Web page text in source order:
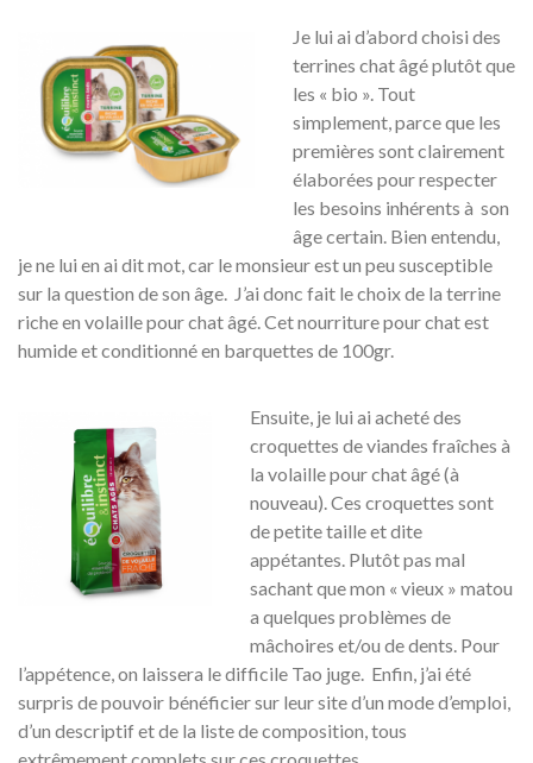
Je lui ai d’abord choisi des
terrines chat âgé plutôt que
les « bio ». Tout
simplement, parce que les
premières sont clairement
élaborées pour respecter
les besoins inhérents à son
âge certain. Bien entendu,
je ne lui en ai dit mot, car le monsieur est un peu susceptible
sur la question de son âge. J’ai donc fait le choix de la terrine
riche en volaille pour chat âgé. Cet nourriture pour chat est
humide et conditionné en barquettes de 100gr.
Ensuite, je lui ai acheté des
croquettes de viandes fraîches à
la volaille pour chat âgé (à
nouveau). Ces croquettes sont
de petite taille et dite
appétantes. Plutôt pas mal
sachant que mon « vieux » matou
a quelques problèmes de
mâchoires et/ou de dents. Pour
l’appétence, on laissera le difficile Tao juge. Enfin, j’ai été
surpris de pouvoir bénéficier sur leur site d’un mode d’emploi,
d’un descriptif et de la liste de composition, tous